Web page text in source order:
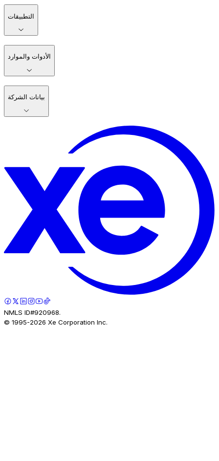
التطبيقات
الأدوات والموارد
بيانات الشركة
NMLS ID#920968.
© 1995-2026 Xe Corporation Inc.